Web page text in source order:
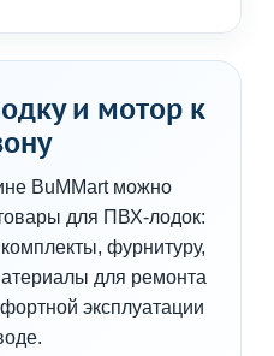
и мотор к
BuMMart можно
для ПВХ-лодок:
фурнитуру,
для ремонта
эксплуатации